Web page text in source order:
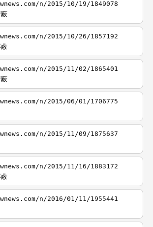
n/2015/10/19/1849078
n/2015/10/26/1857192
n/2015/11/02/1865401
n/2015/06/01/1706775
n/2015/11/09/1875637
n/2015/11/16/1883172
n/2016/01/11/1955441